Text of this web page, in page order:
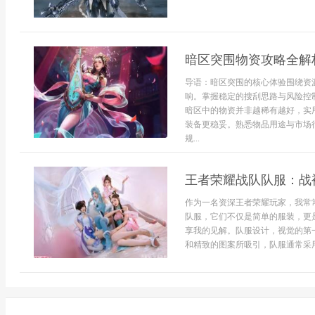
暗区突围物资攻略全解
导语：暗区突围的核心体验围绕
响。掌握稳定的搜刮思路与风险
暗区中的物资并非越稀有越好，
装备更稳妥。熟悉物品用途与市
规...
王者荣耀战队队服：
作为一名资深王者荣耀玩家，我
队服，它们不仅是简单的服装，
享我的见解。队服设计，视觉的
和精致的图案所吸引，队服通常